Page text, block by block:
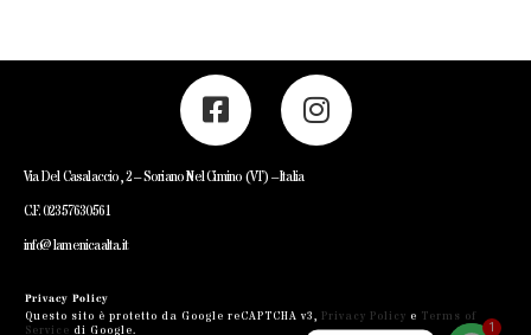
Privacy Policy
Questo sito è protetto da Google reCAPTCHA v3, Privacy Policy e Terms of
Service di Google.
Via Del Casalaccio, 2 – Soriano Nel Cimino (VT) – Italia
C.F. 02357630561
info@lamenicaalta.it
1